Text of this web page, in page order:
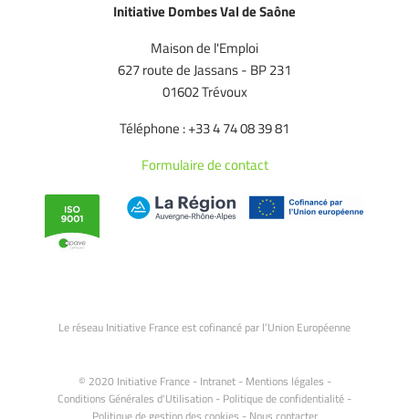
Initiative Dombes Val de Saône
Maison de l'Emploi
627 route de Jassans - BP 231
01602 Trévoux
Téléphone : +33 4 74 08 39 81
Formulaire de contact
Le réseau Initiative France est cofinancé par l’Union Européenne
© 2020 Initiative France - Intranet- Mentions légales -
Conditions Générales d'Utilisation - Politique de confidentialité -